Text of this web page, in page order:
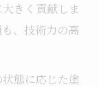
きく貢献しま
、技術力の高
態に応じた塗